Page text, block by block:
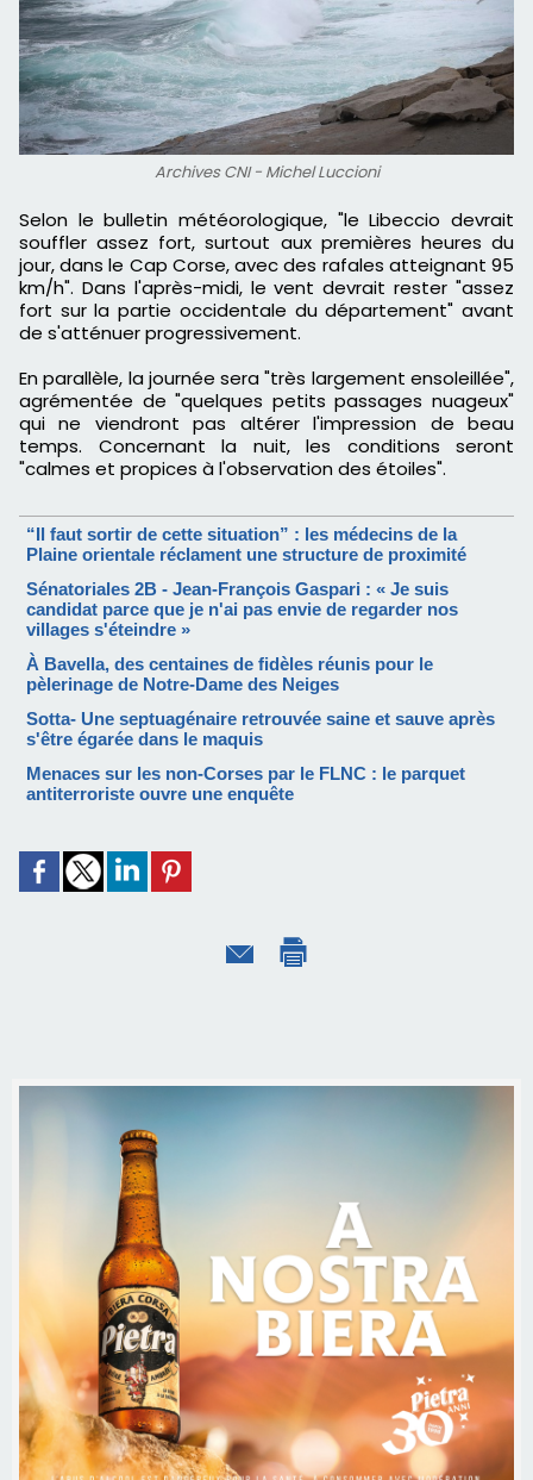
Archives CNI - Michel Luccioni
Selon le bulletin météorologique, "le Libeccio devrait
souffler assez fort, surtout aux premières heures du
jour, dans le Cap Corse, avec des rafales atteignant 95
km/h". Dans l'après-midi, le vent devrait rester "assez
fort sur la partie occidentale du département" avant
de s'atténuer progressivement.
En parallèle, la journée sera "très largement ensoleillée",
agrémentée de "quelques petits passages nuageux"
qui ne viendront pas altérer l'impression de beau
temps. Concernant la nuit, les conditions seront
"calmes et propices à l'observation des étoiles".
“Il faut sortir de cette situation” : les médecins de la
Plaine orientale réclament une structure de proximité
Sénatoriales 2B - Jean-François Gaspari : « Je suis
candidat parce que je n'ai pas envie de regarder nos
villages s'éteindre »
À Bavella, des centaines de fidèles réunis pour le
pèlerinage de Notre-Dame des Neiges
Sotta- Une septuagénaire retrouvée saine et sauve après
s'être égarée dans le maquis
Menaces sur les non-Corses par le FLNC : le parquet
antiterroriste ouvre une enquête